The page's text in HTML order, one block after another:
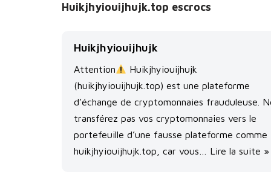
Huikjhyiouijhujk.top escrocs
Huikjhyiouijhujk
Attention
Huikjhyiouijhujk
(huikjhyiouijhujk.top) est une plateforme
d’échange de cryptomonnaies frauduleuse.
transférez pas vos cryptomonnaies vers le
portefeuille d’une fausse plateforme comme
huikjhyiouijhujk.top, car vous… Lire la suite »